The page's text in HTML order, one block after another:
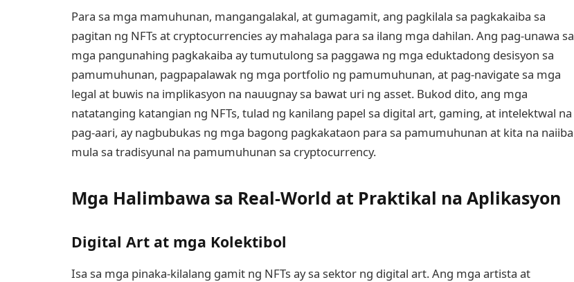
Para sa mga mamuhunan, mangangalakal, at gumagamit, ang pagkilala sa pagkakaiba sa
pagitan ng NFTs at cryptocurrencies ay mahalaga para sa ilang mga dahilan. Ang pag-unawa sa
mga pangunahing pagkakaiba ay tumutulong sa paggawa ng mga eduktadong desisyon sa
pamumuhunan, pagpapalawak ng mga portfolio ng pamumuhunan, at pag-navigate sa mga
legal at buwis na implikasyon na nauugnay sa bawat uri ng asset. Bukod dito, ang mga
natatanging katangian ng NFTs, tulad ng kanilang papel sa digital art, gaming, at intelektwal na
pag-aari, ay nagbubukas ng mga bagong pagkakataon para sa pamumuhunan at kita na naiiba
mula sa tradisyunal na pamumuhunan sa cryptocurrency.
Mga Halimbawa sa Real-World at Praktikal na Aplikasyon
Digital Art at mga Kolektibol
Isa sa mga pinaka-kilalang gamit ng NFTs ay sa sektor ng digital art. Ang mga artista at